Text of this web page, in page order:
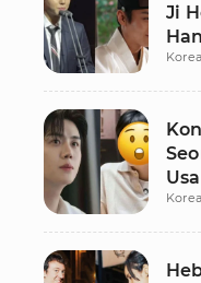
Ji
Korea
Korea